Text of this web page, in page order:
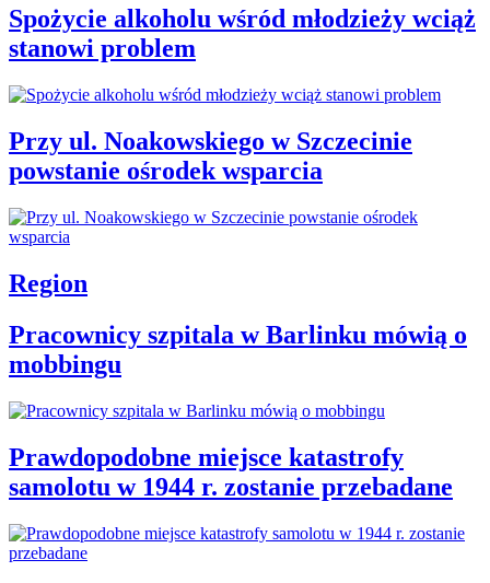
Spożycie alkoholu wśród młodzieży wciąż
stanowi problem
Przy ul. Noakowskiego w Szczecinie
powstanie ośrodek wsparcia
Region
Pracownicy szpitala w Barlinku mówią o
mobbingu
Prawdopodobne miejsce katastrofy
samolotu w 1944 r. zostanie przebadane